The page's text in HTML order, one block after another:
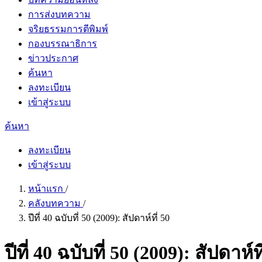
การส่งบทความ
จริยธรรมการตีพิมพ์
กองบรรณาธิการ
ข่าวประกาศ
ค้นหา
ลงทะเบียน
เข้าสู่ระบบ
ค้นหา
ลงทะเบียน
เข้าสู่ระบบ
หน้าแรก /
คลังบทความ /
ปีที่ 40 ฉบับที่ 50 (2009): สัปดาห์ที่ 50
ปีที่ 40 ฉบับที่ 50 (2009): สัปดาห์